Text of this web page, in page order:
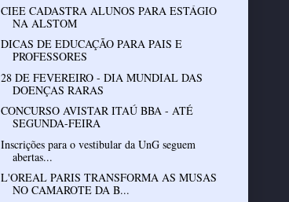
CIEE CADASTRA ALUNOS PARA ESTÁGIO
NA ALSTOM
DICAS DE EDUCAÇÃO PARA PAIS E
PROFESSORES
28 DE FEVEREIRO - DIA MUNDIAL DAS
DOENÇAS RARAS
CONCURSO AVISTAR ITAÚ BBA - ATÉ
SEGUNDA-FEIRA
Inscrições para o vestibular da UnG seguem
abertas...
L'OREAL PARIS TRANSFORMA AS MUSAS
NO CAMAROTE DA B...